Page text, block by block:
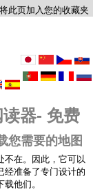
将此页加入您的收藏夹
器- 免费
您需要的地图
不在。因此，它可以
经准备了专门设计的
他们。